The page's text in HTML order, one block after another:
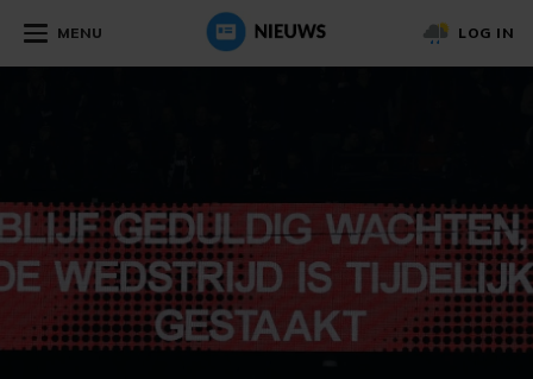
MENU LOG IN